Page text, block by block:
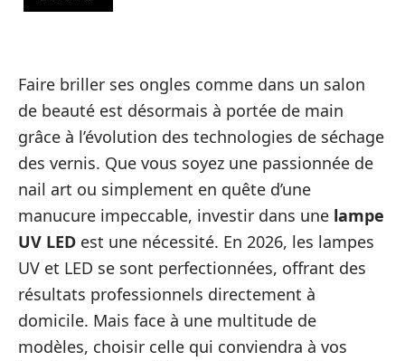
Faire briller ses ongles comme dans un salon
de beauté est désormais à portée de main
grâce à l’évolution des technologies de séchage
des vernis. Que vous soyez une passionnée de
nail art ou simplement en quête d’une
manucure impeccable, investir dans une lampe
UV LED est une nécessité. En 2026, les lampes
UV et LED se sont perfectionnées, offrant des
résultats professionnels directement à
domicile. Mais face à une multitude de
modèles, choisir celle qui conviendra à vos